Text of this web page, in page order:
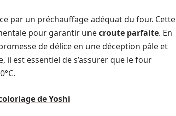
par un préchauffage adéquat du four. Cette
pour garantir unecroute parfaite. En
de délice en une déception pâle et
est essentiel de s’assurer que le four
de Yoshi